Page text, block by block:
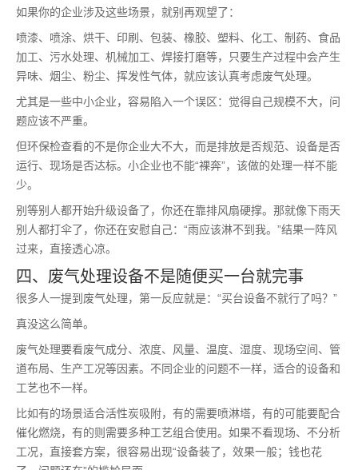
如果你的企业涉及这些场景，就别再观望了：
喷漆、喷涂、烘干、印刷、包装、橡胶、塑料、化工、制药、食品
加工、污水处理、机械加工、焊接打磨等，只要生产过程中会产生
异味、烟尘、粉尘、挥发性气体，就应该认真考虑废气处理。
尤其是一些中小企业，容易陷入一个误区：觉得自己规模不大，问
题应该不严重。
但环保检查看的不是你企业大不大，而是排放是否规范、设备是否
运行、现场是否达标。小企业也不能“裸奔”，该做的处理一样不能
少。
别等别人都开始升级设备了，你还在靠排风扇硬撑。那就像下雨天
别人都打伞了，你还在安慰自己：“雨应该淋不到我。”结果一阵风
过来，直接透心凉。
四、废气处理设备不是随便买一台就完事
很多人一提到废气处理，第一反应就是：“买台设备不就行了吗？”
真没这么简单。
废气处理要看废气成分、浓度、风量、温度、湿度、现场空间、管
道布局、生产工况等因素。不同企业的问题不一样，适合的设备和
工艺也不一样。
比如有的场景适合活性炭吸附，有的需要喷淋塔，有的可能要配合
催化燃烧，有的则需要多种工艺组合使用。如果不看现场、不分析
工况，直接套方案，很容易出现“设备装了，效果一般；钱也花